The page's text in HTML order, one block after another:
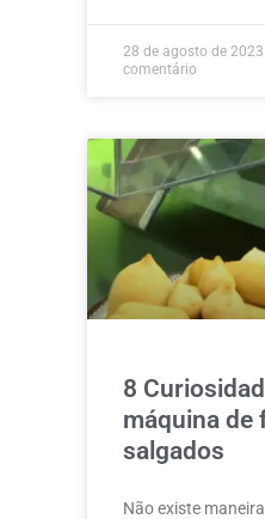
28 de agosto de 2023
comentário
8
máquina de
salgados
Não existe